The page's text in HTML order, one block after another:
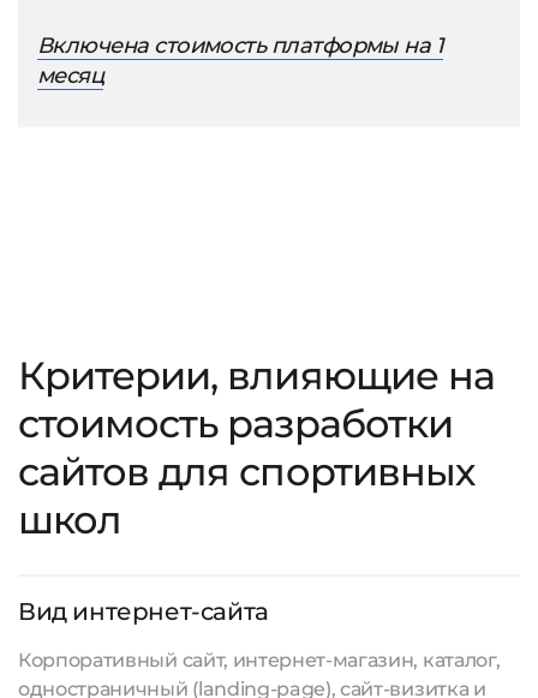
Включена стоимость платформы на 1
месяц
Критерии, влияющие на
стоимость разработки
сайтов для спортивных
школ
Вид интернет-сайта
Корпоративный сайт, интернет-магазин, каталог,
одностраничный (landing-page), сайт-визитка и